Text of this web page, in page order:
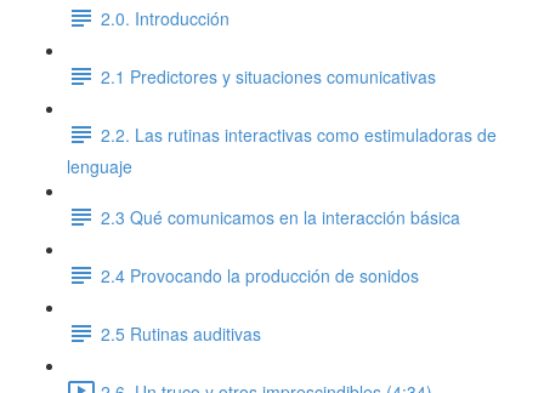
2.0. Introducción
2.1 Predictores y situaciones comunicativas
2.2. Las rutinas interactivas como estimuladoras de
lenguaje
2.3 Qué comunicamos en la interacción básica
2.4 Provocando la producción de sonidos
2.5 Rutinas auditivas